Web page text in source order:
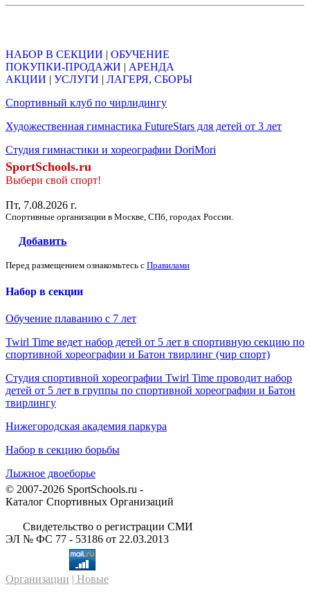
НАБОР В СЕКЦИИ | ОБУЧЕНИЕ
ПОКУПКИ-ПРОДАЖИ | АРЕНДА
АКЦИИ | УСЛУГИ | ЛАГЕРЯ, СБОРЫ
Спортивный клуб по чирлидингу
Художественная гимнастика FutureStars для детей от 3 лет
Студия гимнастики и хореографии DoriMori
SportSchools.ru
Выбери свой спорт!
Пт, 7.08.2026 г.
Спортивные организации в Москве, СПб, городах России.
Добавить
Перед размещением ознакомьтесь с Правилами
Набор в секции
Обучение плаванию с 7 лет
Twirl Time ведет набор детей от 5 лет в спортивную секцию по
спортивной хореографии и Батон твирлинг (чир спорт)
Студия спортивной хореографии Twirl Time проводит набор
детей от 5 лет в группы по спортивной хореографии и Батон
твирлингу
Нижегородская академия паркура
Набор в секцию борьбы
Лыжное двоеборье
© 2007-2026 SportSchools.ru -
Каталог Спортивных Организаций
Свидетельство о регистрации СМИ
ЭЛ № ФС 77 - 53186 от 22.03.2013
Организации | Новые